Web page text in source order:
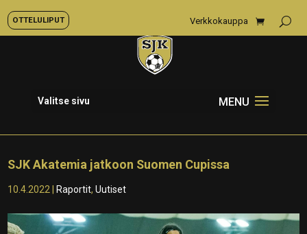
OTTELULIPUT Verkkokauppa
Valitse sivu
SJK Akatemia jatkoon Suomen Cupissa
10.4.2022 Raportit,Uutiset